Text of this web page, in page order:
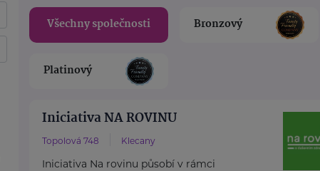
Všechny společnosti Bronzový
Platinový
Iniciativa NA ROVINU
Topolová 748 Klecany
Iniciativa Na rovinu působí v rámci